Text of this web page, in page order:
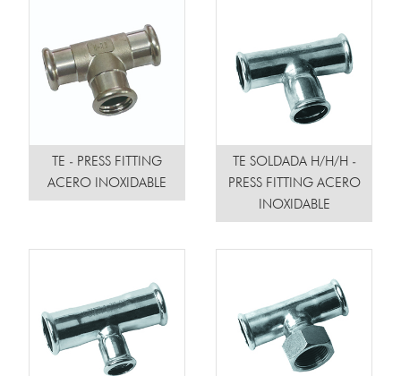
TE - PRESS FITTING
ACERO INOXIDABLE
TE SOLDADA H/H/H -
PRESS FITTING ACERO
INOXIDABLE